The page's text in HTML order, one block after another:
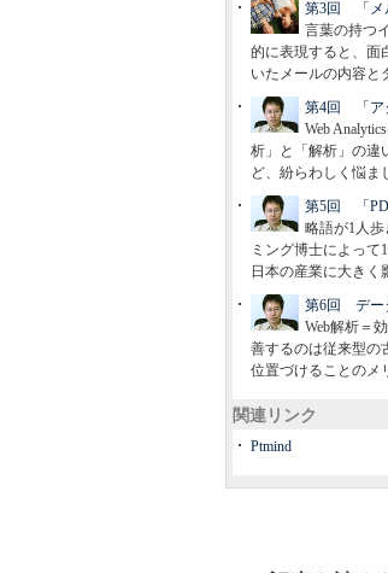
第3回 「メ
言葉の持つ
的に表現すると、面
いたメールの内容と
第4回 「ア
Web
析」と「解析」の違
ど、紛らわしく悩ま
第5回 「
略語が1人
ミング博士によっ
日本の産業に大きく
第6回 デー
Web解析＝
善するのは従来型の
位置づけることのメ
関連リンク
Ptmind